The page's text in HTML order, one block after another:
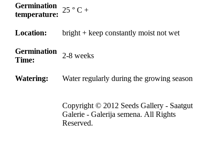
Germination
temperature:
25 ° C +
Location: bright + keep constantly moist not wet
Germination
Time:
2-8 weeks
Watering: Water regularly during the growing season
Copyright © 2012 Seeds Gallery - Saatgut
Galerie - Galerija semena. All Rights
Reserved.